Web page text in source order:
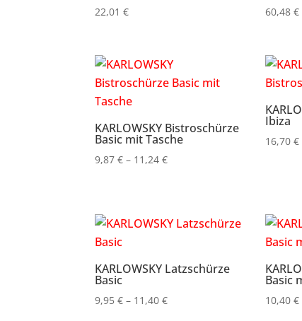
22,01€ 60,48€
KARLOWSKY Bistroschürze
Basic mit Tasche
9,87€ – 11,24€Preisspanne:
Ibiza
16,70€
KARLOWSKY Latzschürze
Basic
9,95€ – 11,40€Preisspanne:
Basic
10,40€